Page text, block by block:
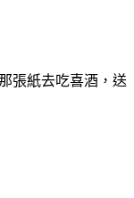
張紙去吃喜酒，送